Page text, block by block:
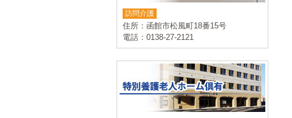
訪問介護
住所：函館市松風町18番15号
電話：0138-27-2121